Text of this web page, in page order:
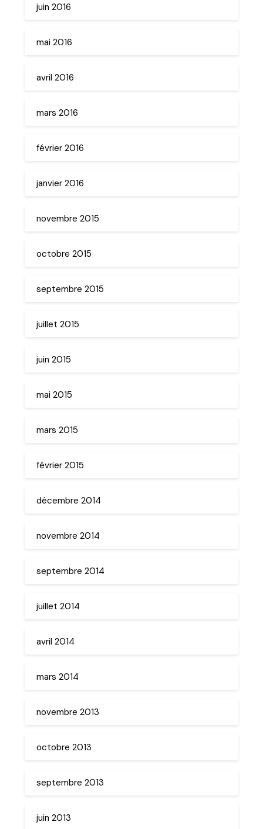
juin 2016
mai 2016
avril 2016
mars 2016
février 2016
janvier 2016
novembre 2015
octobre 2015
septembre 2015
juillet 2015
juin 2015
mai 2015
mars 2015
février 2015
décembre 2014
novembre 2014
septembre 2014
juillet 2014
avril 2014
mars 2014
novembre 2013
octobre 2013
septembre 2013
juin 2013